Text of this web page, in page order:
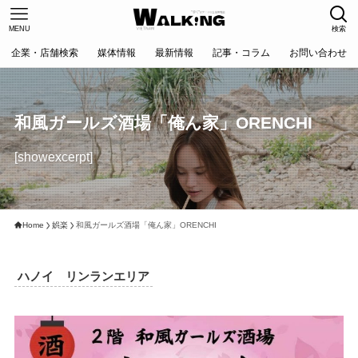
検索
MENU
企業・店舗検索 媒体情報 最新情報 記事・コラム お問い合わせ
和風ガールズ酒場「俺ん家」ORENCHI
[showexcerpt]
Home 娯楽 和風ガールズ酒場「俺ん家」ORENCHI
ハノイ リンランエリア